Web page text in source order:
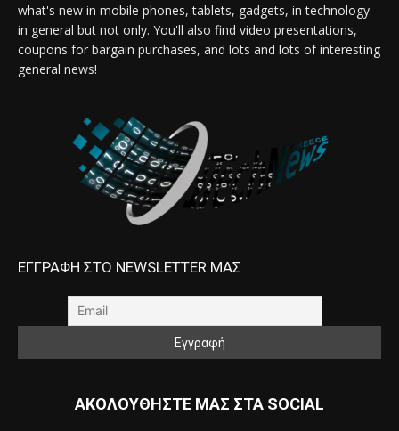
what's new in mobile phones, tablets, gadgets, in technology
in general but not only. You'll also find video presentations,
coupons for bargain purchases, and lots and lots of interesting
general news!
ΕΓΓΡΑΦΗ ΣΤΟ NEWSLETTER ΜΑΣ
ΑΚΟΛΟΥΘΗΣΤΕ ΜΑΣ ΣΤΑ SOCIAL